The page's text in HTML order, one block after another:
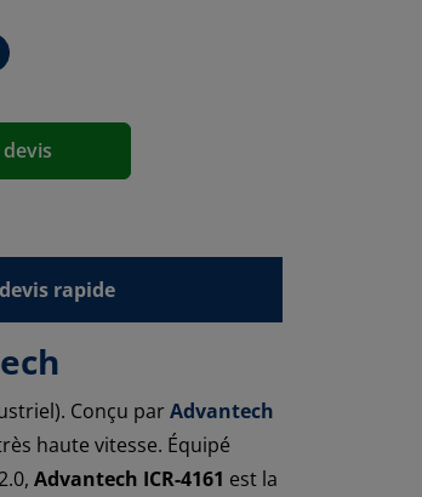
rapide
Conçu parAdvantech
haute vitesse. Équipé
Advantech ICR-4161 est la